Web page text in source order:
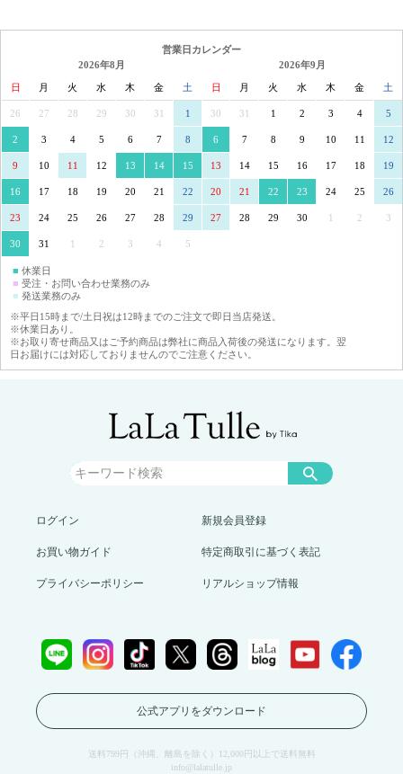
営業日カレンダー
2026年8月
日 月 火 水 木 金 土
26 27 28 29 30 31 1
2 3 4 5 6 7 8
9 10 11 12 13 14 15
16 17 18 19 20 21 22
23 24 25 26 27 28 29
30 31 1 2 3 4 5
2026年9月
日 月 火 水 木 金 土
30 31 1 2 3 4 5
6 7 8 9 10 11 12
13 14 15 16 17 18 19
20 21 22 23 24 25 26
27 28 29 30 1 2 3
■ 休業日
■ 受注・お問い合わせ業務のみ
■ 発送業務のみ
※平日15時まで/土日祝は12時までのご注文で即日当店発送。
※休業日あり。
※お取り寄せ商品又はご予約商品は弊社に商品入荷後の発送になります。翌
日お届けには対応しておりませんのでご注意ください。
ログイン 新規会員登録
お買い物ガイド 特定商取引に基づく表記
プライバシーポリシー リアルショップ情報
公式アプリをダウンロード
送料799円（沖縄、離島を除く）12,000円以上で送料無料
info@lalatulle.jp